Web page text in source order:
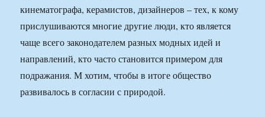
кинематографа, керамистов, дизайнеров – тех, к кому
прислушиваются многие другие люди, кто является
чаще всего законодателем разных модных идей и
направлений, кто часто становится примером для
подражания. М хотим, чтобы в итоге общество
развивалось в согласии с природой.